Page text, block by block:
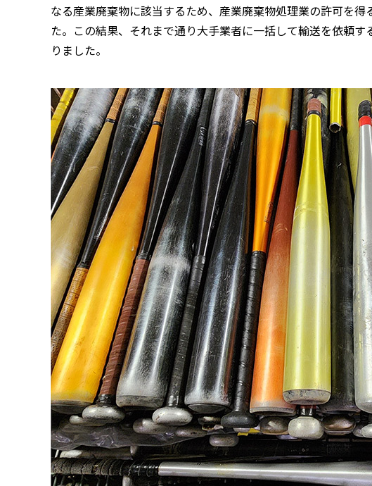
なる産業廃棄物に該当するため、産業廃棄物処理業の許可を
た。この結果、それまで通り大手業者に一括して輸送を依頼
りました。